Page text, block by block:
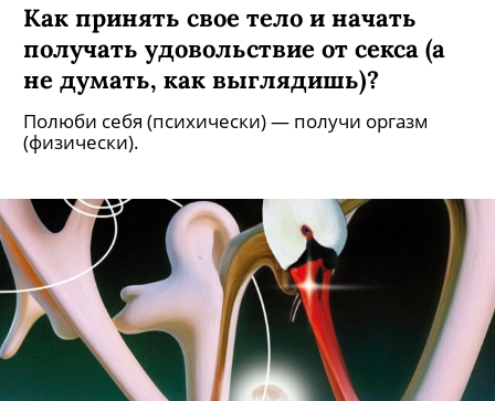
Как принять свое тело и начать
получать удовольствие от секса (а
не думать, как выглядишь)?
Полюби себя (психически) — получи оргазм
(физически).